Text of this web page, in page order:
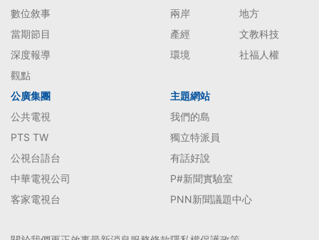
數位敘事
當期節目
深度報導
觀點
兩岸
地方
產經
文教科技
環境
社福人權
公廣集團
公共電視
PTS TW
公視台語台
中華電視公司
客家電視台
主題網站
我們的島
獨立特派員
有話好說
P#新聞實驗室
PNN新聞議題中心